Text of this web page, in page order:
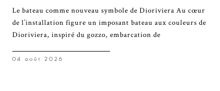
Le bateau comme nouveau symbole de Dioriviera Au cœur
de l’installation figure un imposant bateau aux couleurs de
Dioriviera, inspiré du gozzo, embarcation de
04 août 2026